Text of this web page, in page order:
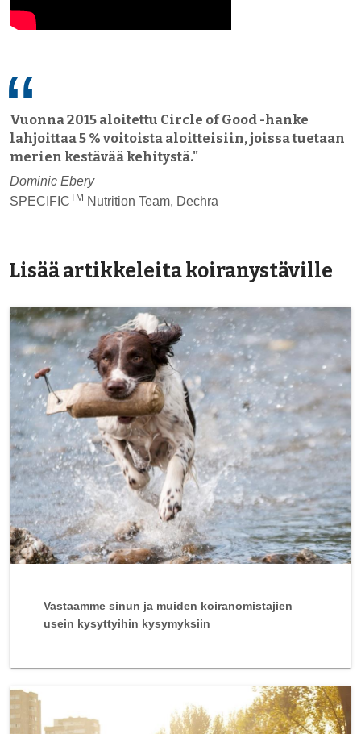
Vuonna 2015 aloitettu Circle of Good -hanke
lahjoittaa 5 % voitoista aloitteisiin, joissa tuetaan
merien kestävää kehitystä."
Dominic Ebery
SPECIFICTM Nutrition Team, Dechra
Lisää artikkeleita koiranystäville
Vastaamme sinun ja muiden koiranomistajien
usein kysyttyihin kysymyksiin